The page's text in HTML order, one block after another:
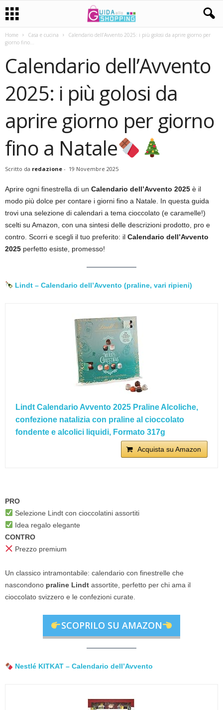
Home Casa e cucina
Calendario dell’Avvento 2025: i più golosi da aprire giorno per
giorno fino...
Calendario dell’Avvento
2025: i più golosi da
aprire giorno per giorno
fino a Natale
Scritto da redazione - 19 Novembre 2025
Aprire ogni finestrella di un Calendario dell’Avvento 2025 è il
modo più dolce per contare i giorni fino a Natale. In questa guida
trovi una selezione di calendari a tema cioccolato (e caramelle!)
scelti su Amazon, con una sintesi delle descrizioni prodotto, pro e
contro. Scorri e scegli il tuo preferito: il Calendario dell’Avvento
2025 perfetto esiste, promesso!
Lindt – Calendario dell’Avvento (praline, vari ripieni)
Lindt Calendario Avvento 2025 Praline Alcoliche,
confezione natalizia con praline al cioccolato
fondente e alcolici liquidi, Formato 317g
Acquista su Amazon
PRO
Selezione Lindt con cioccolatini assortiti
Idea regalo elegante
CONTRO
Prezzo premium
Un classico intramontabile: calendario con finestrelle che
nascondono praline Lindt assortite, perfetto per chi ama il
cioccolato svizzero e le confezioni curate.
SCOPRILO SU AMAZON
Nestlé KITKAT – Calendario dell’Avvento